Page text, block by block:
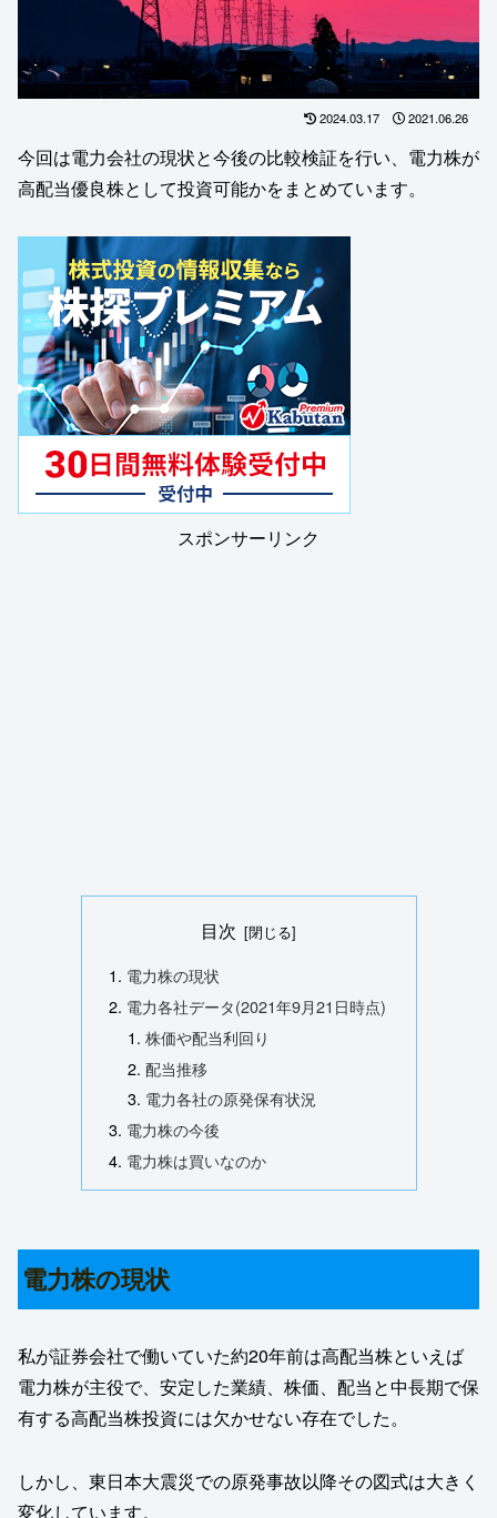
2024.03.17 2021.06.26
今回は電力会社の現状と今後の比較検証を行い、電力株が
高配当優良株として投資可能かをまとめています。
スポンサーリンク
目次
電力株の現状
電力各社データ(2021年9月21日時点)
株価や配当利回り
配当推移
電力各社の原発保有状況
電力株の今後
電力株は買いなのか
電力株の現状
私が証券会社で働いていた約20年前は高配当株といえば
電力株が主役で、安定した業績、株価、配当と中長期で保
有する高配当株投資には欠かせない存在でした。
しかし、東日本大震災での原発事故以降その図式は大きく
変化しています。